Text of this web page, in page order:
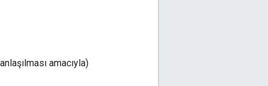
amacıyla)